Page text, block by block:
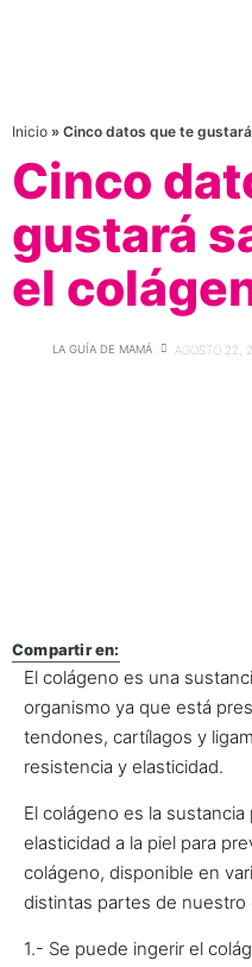
Inicio » Cinco datos que te
Cinco
gustará
el
LA GUÍA DE MAMÁ AGOSTO 22,
Compartir en:
El colágeno es una
organismo ya que está
tendones, cartílagos y
resistencia y elasticidad.
El colágeno es la
elasticidad a la piel para
colágeno, disponible en
distintas partes de nuestro
1.- Se puede ingerir el